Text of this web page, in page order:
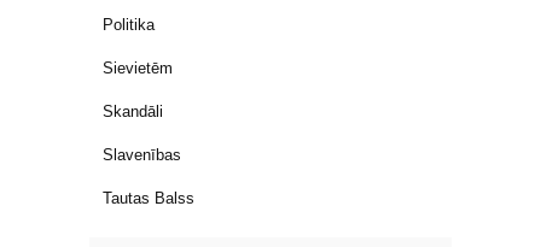
Politika
Sievietēm
Skandāli
Slavenības
Tautas Balss